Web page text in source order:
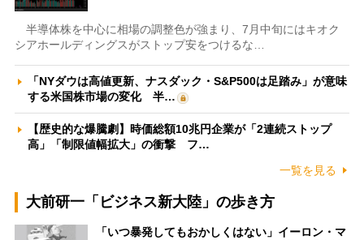
半導体株を中心に相場の調整色が強まり、7月中旬にはキオク
シアホールディングスがストップ安をつけるな…
「NYダウは高値更新、ナスダック・S&P500は足踏み」が意味
する米国株市場の変化 半…
【歴史的な爆騰劇】時価総額10兆円企業が「2連続ストップ
高」「制限値幅拡大」の衝撃 フ…
一覧を見る
大前研一「ビジネス新大陸」の歩き方
「いつ暴発してもおかしくはない」イーロン・マ